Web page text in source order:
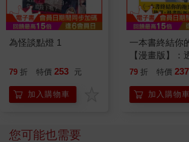
為怪談點燈 1
79 折 特價 253 元
加入購物車
一本書終結你
【漫畫版】：
行動」打開大
「行動派」的
學方法
79 折 特價 237
加入購物車
您可能也需要